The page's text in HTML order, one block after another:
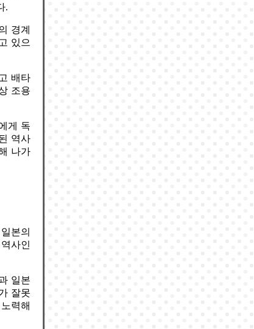
.
경계
있으
배타
조용
게 독
역사
나가
본의
사인
일본
잘못
력해